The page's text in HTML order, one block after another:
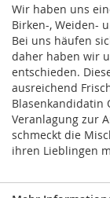
Wir haben uns
Birken-, Weiden-
Bei uns häufen
daher haben wir
entschieden.
ausreichend
Blasenkandidatin
Veranlagung zur
schmeckt die
ihren Lieblingen